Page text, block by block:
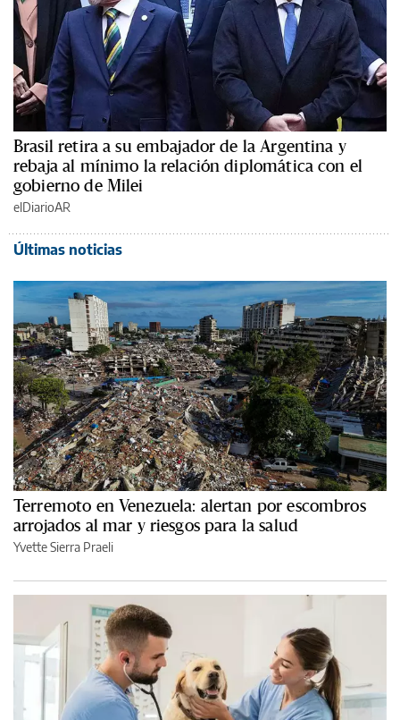
Brasil retira a su embajador de la Argentina y
rebaja al mínimo la relación diplomática con el
gobierno de Milei
elDiarioAR
Últimas noticias
Terremoto en Venezuela: alertan por escombros
arrojados al mar y riesgos para la salud
Yvette Sierra Praeli